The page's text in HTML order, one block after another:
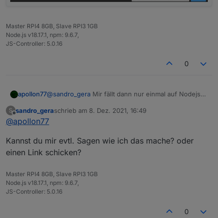
Master RPI4 8GB, Slave RPI3 1GB
Node.js v18.17.1, npm: 9.6.7,
JS-Controller: 5.0.16
0
apollon77@sandro_gera Mir fällt dann nur einmal auf Nodejs
S
Offline
sandro_geraschrieb am 8. Dez. 2021, 16:49
zuletzt editiert von
@apollon77
Kannst du mir evtl. Sagen wie ich das mache? oder
einen Link schicken?
Master RPI4 8GB, Slave RPI3 1GB
Node.js v18.17.1, npm: 9.6.7,
JS-Controller: 5.0.16
0